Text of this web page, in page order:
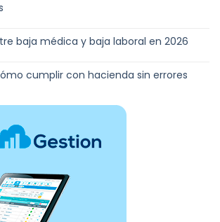
baja médica y baja laboral en 2026
cumplir con hacienda sin errores